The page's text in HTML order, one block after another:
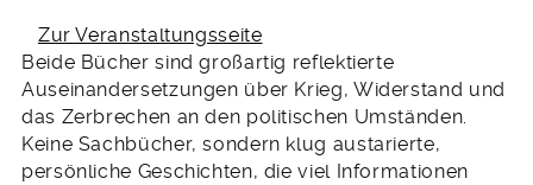
Zur Veranstaltungsseite
Beide Bücher sind großartig reflektierte
Auseinandersetzungen über Krieg, Widerstand und
das Zerbrechen an den politischen Umständen.
Keine Sachbücher, sondern klug austarierte,
persönliche Geschichten, die viel Informationen